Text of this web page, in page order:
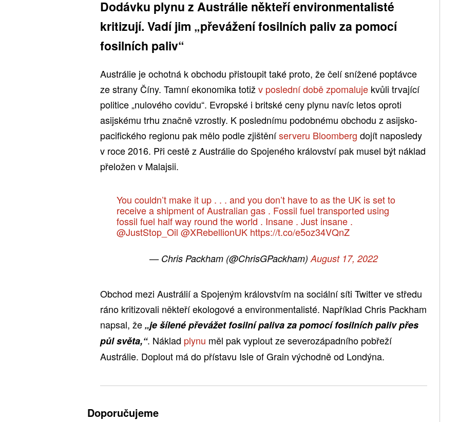
Dodávku plynu z Austrálie někteří environmentalisté
kritizují. Vadí jim „převážení fosilních paliv za pomocí
fosilních paliv“
Austrálie je ochotná k obchodu přistoupit také proto, že čelí snížené poptávce
ze strany Číny. Tamní ekonomika totiž v poslední době zpomaluje kvůli trvající
politice „nulového covidu“. Evropské i britské ceny plynu navíc letos oproti
asijskému trhu značně vzrostly. K poslednímu podobnému obchodu z asijsko-
pacifického regionu pak mělo podle zjištěníserveru Bloomberg dojít naposledy
v roce 2016. Při cestě z Austrálie do Spojeného království pak musel být náklad
přeložen v Malajsii.
You couldn’t make it up . . . and you don’t have to as the UK is set to
receive a shipment of Australian gas . Fossil fuel transported using
fossil fuel half way round the world . Insane . Just insane .
@JustStop_Oil @XRebellionUK⁩ https://t.co/e5oz34VQnZ
— Chris Packham (@ChrisGPackham)August 17, 2022
Obchod mezi Austrálií a Spojeným královstvím na sociální síti Twitter ve středu
ráno kritizovali někteří ekologové a environmentalisté. Například Chris Packham
napsal, že„je šílené převážet fosilní paliva za pomocí fosilních paliv přes
půl světa,“. Náklad plynu měl pak vyplout ze severozápadního pobřeží
Austrálie. Doplout má do přístavu Isle of Grain východně od Londýna.
Doporučujeme